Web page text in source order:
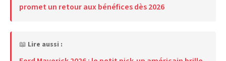
promet un retour aux bénéfices dès 2026
📖 Lire aussi :